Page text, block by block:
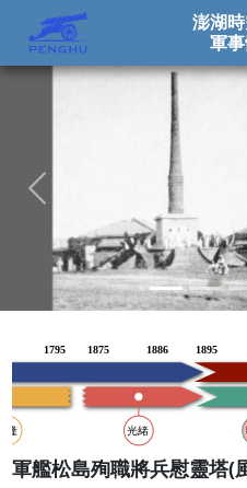
澎湖
軍
1795 1886
1875 1895
隆 光緒
軍艦松島殉職將兵慰靈塔(